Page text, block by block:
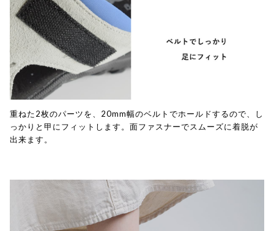
重ねた2枚のパーツを、20mm幅のベルトでホールドするので、し
っかりと甲にフィットします。面ファスナーでスムーズに着脱が
出来ます。